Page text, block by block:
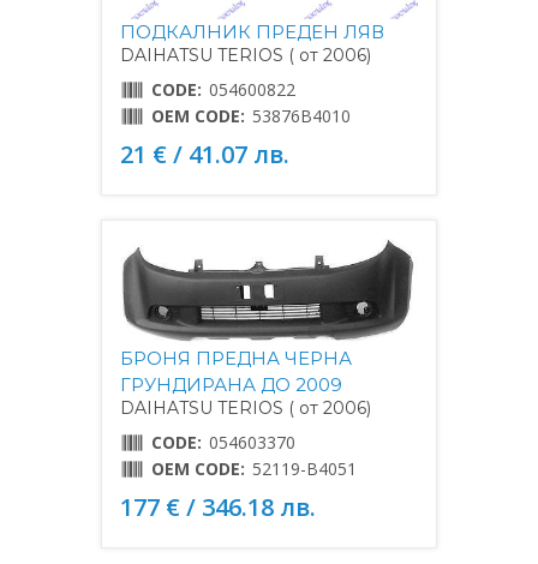
ПОДКАЛНИК ПРЕДЕН ЛЯВ
DAIHATSU TERIOS ( от 2006)
CODE: 054600822
OEM CODE: 53876B4010
21 € / 41.07 лв.
БРОНЯ ПРЕДНА ЧЕРНА
ГРУНДИРАНА ДО 2009
DAIHATSU TERIOS ( от 2006)
CODE: 054603370
OEM CODE: 52119-B4051
177 € / 346.18 лв.